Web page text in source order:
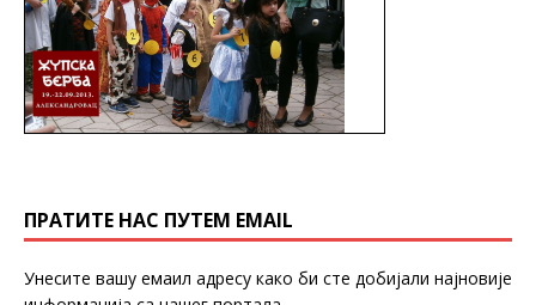
ПРАТИТЕ НАС ПУТЕМ EMAIL
Унесите вашу емаил адресу како би сте добијали најновије